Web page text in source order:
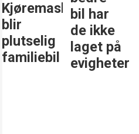
Kjøremaskinen
blir
plutselig
familiebil
bil har
de ikke
laget på
evigheter